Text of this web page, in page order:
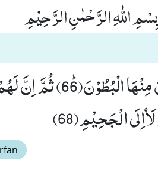
بِسْمِ اللّٰهِ الرَّحْمٰنِ الرَّحِیْمِ
فَاِنَّهُمْ لَاٰكِلُوْنَ مِنْهَا